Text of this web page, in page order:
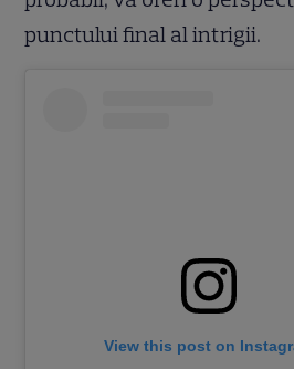
punctului final al intrigii.
View this post on